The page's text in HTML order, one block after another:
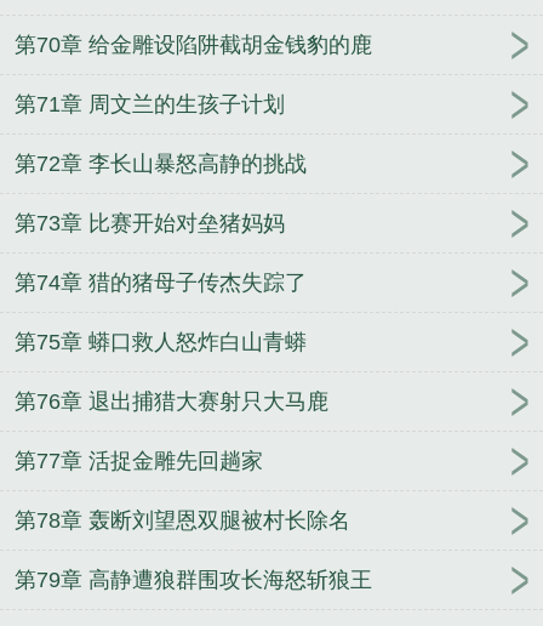
第70章 给金雕设陷阱截胡金钱豹的鹿
第71章 周文兰的生孩子计划
第72章 李长山暴怒高静的挑战
第73章 比赛开始对垒猪妈妈
第74章 猎的猪母子传杰失踪了
第75章 蟒口救人怒炸白山青蟒
第76章 退出捕猎大赛射只大马鹿
第77章 活捉金雕先回趟家
第78章 轰断刘望恩双腿被村长除名
第79章 高静遭狼群围攻长海怒斩狼王